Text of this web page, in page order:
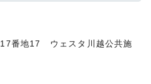
番地17 ウェスタ川越公共施